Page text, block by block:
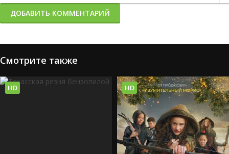
ДОБАВИТЬ КОММЕНТАРИЙ
Смотрите также
HD HD